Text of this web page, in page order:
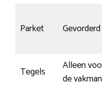
Parket Gevorderd
Tegels
Alleen
de vakman